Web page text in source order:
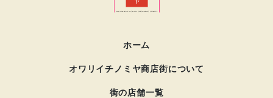
ホーム
オワリイチノミヤ商店街について
街の店舗一覧